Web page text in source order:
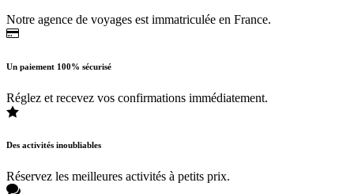
Notre agence de voyages est immatriculée en France.
Un paiement 100% sécurisé
Réglez et recevez vos confirmations immédiatement.
Des activités inoubliables
Réservez les meilleures activités à petits prix.